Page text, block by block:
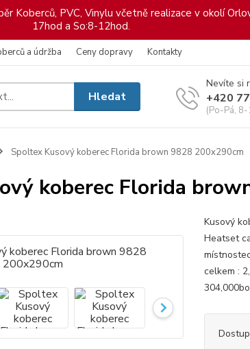
Koberců, PVC, Vinylu včetně realizace v okolí
17hod a So:8-12hod.
a údržba Ceny dopravy Kontakty
Hledat
Nevíte si
+420
(Po-Pá,
Spoltex Kusový koberec Florida brown 9828 200x290cm
koberec Florida
Kusový
Heatset
celkem :